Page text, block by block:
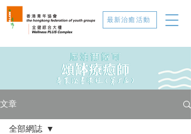
最新治癒活動
文章
全部網誌